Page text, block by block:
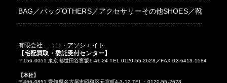
BAG／バッグOTHERS／アクセサリーその他SHOES／靴
有限会社 ココ・アソシエイト.
【宅配買取・委託受付センター】
〒156-0051 東京都世田谷宮坂1-41-24 TEL 0120-55-2628／FAX 03-6413-1584
【本社】
〒466-0851 愛知県名古屋市昭和区元宮町4-3-12 TEL：0120-55-2628